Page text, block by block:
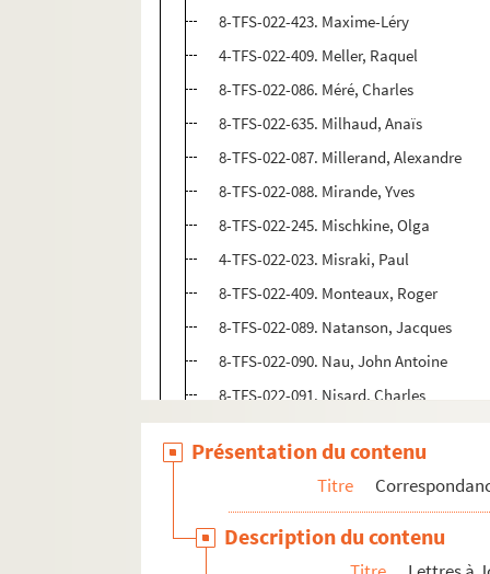
8-TFS-022-423. Maxime-Léry
4-TFS-022-409. Meller, Raquel
8-TFS-022-086. Méré, Charles
8-TFS-022-635. Milhaud, Anaïs
8-TFS-022-087. Millerand, Alexandre
8-TFS-022-088. Mirande, Yves
8-TFS-022-245. Mischkine, Olga
4-TFS-022-023. Misraki, Paul
8-TFS-022-409. Monteaux, Roger
8-TFS-022-089. Natanson, Jacques
8-TFS-022-090. Nau, John Antoine
8-TFS-022-091. Nisard, Charles
8-TFS-022-092. Noailles, Anna de
8-TFS-022-093. Nolhac, Pierre de
8-TFS-022-094. Nordau, Max
8-TFS-022-422. Otero, Caroline
4-TFS-022-210. Parias, Louis-Henri
Présentation du contenu
Titre
Description du contenu